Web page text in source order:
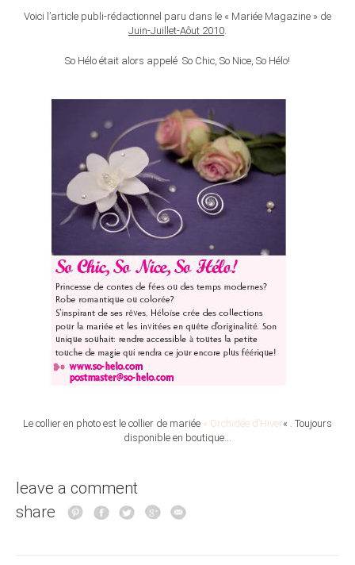
Voici l’article publi-rédactionnel paru dans le « Mariée Magazine » de
Juin-Juillet-Aôut 2010.
So Hélo était alors appelé So Chic, So Nice, So Hélo!
Le collier en photo est le collier de mariée « Orchidée d’Hiver« . Toujours
disponible en boutique…
leave a comment
share